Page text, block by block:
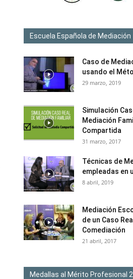
Escuela Española de Mediación
Caso de
usando el
29 marzo, 2019
Simulación
Mediación
Compartida
31 marzo, 2017
Técnicas de
empleadas en
8 abril, 2019
Mediación
de un Caso
Comediación
21 abril, 2017
Medallas al Mérito Profesional